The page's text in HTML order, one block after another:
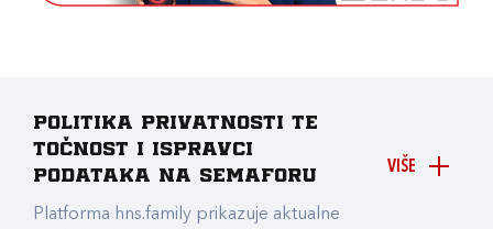
VIŠE
Politika privatnosti te
točnost i ispravci
podataka na Semaforu
Platforma hns.family prikazuje aktualne